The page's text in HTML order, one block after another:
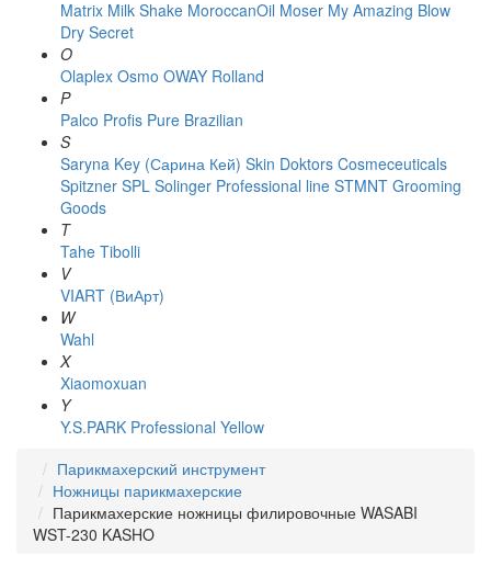
Matrix Milk Shake MoroccanOil Moser My Amazing Blow
Dry Secret
O
Olaplex Osmo OWAY Rolland
P
Palco Profis Pure Brazilian
S
Saryna Key (Сарина Кей) Skin Doktors Cosmeceuticals
Spitzner SPL Solinger Professional line STMNT Grooming
Goods
T
Tahe Tibolli
V
VIART (ВиАрт)
W
Wahl
X
Xiaomoxuan
Y
Y.S.PARK Professional Yellow
Парикмахерский инструмент
Ножницы парикмахерские
Парикмахерские ножницы филировочные WASABI
WST-230 KASHO